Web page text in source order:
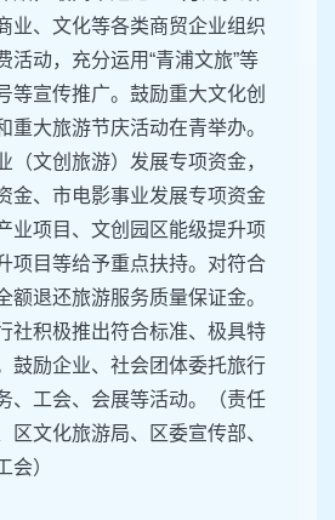
业、文化等各类商贸企业组织
活动，充分运用“青浦文旅”等
等宣传推广。鼓励重大文化创
重大旅游节庆活动在青举办。
（文创旅游）发展专项资金，
金、市电影事业发展专项资金
业项目、文创园区能级提升项
项目等给予重点扶持。对符合
额退还旅游服务质量保证金。
社积极推出符合标准、极具特
鼓励企业、社会团体委托旅行
、工会、会展等活动。（责任
区文化旅游局、区委宣传部、
会）